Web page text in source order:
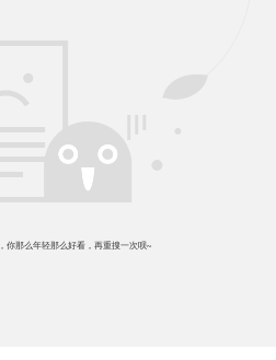
你那么年轻那么好看，再重搜一次呗~